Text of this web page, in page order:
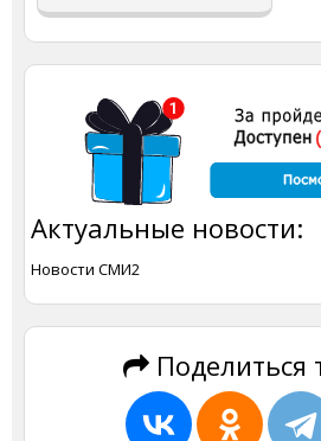
Актуальные новости:
Новости СМИ2
Поделиться